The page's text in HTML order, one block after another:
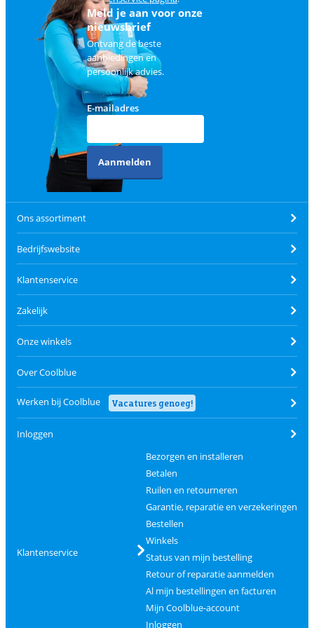
Meld je aan voor onze
nieuwsbrief
Ontvang de beste
aanbiedingen en
persoonlijk advies.
E-mailadres
Aanmelden
Ons assortiment
Bedrijfswebsite
Klantenservice
Zakelijk
Onze winkels
Over Coolblue
Werken bij Coolblue Vacatures genoeg!
Inloggen
Klantenservice
Bezorgen en installeren
Betalen
Ruilen en retourneren
Garantie, reparatie en verzekeringen
Bestellen
Winkels
Status van mijn bestelling
Retour of reparatie aanmelden
Al mijn bestellingen en facturen
Mijn Coolblue-account
Inloggen